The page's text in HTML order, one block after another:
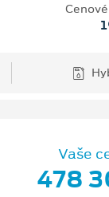
Vaše
478